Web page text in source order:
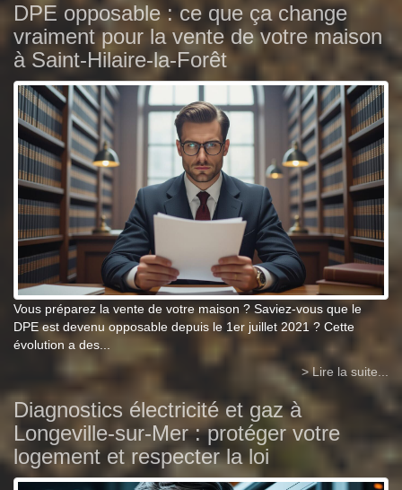
DPE opposable : ce que ça change
vraiment pour la vente de votre maison
à Saint-Hilaire-la-Forêt
Vous préparez la vente de votre maison ? Saviez-vous que le
DPE est devenu opposable depuis le 1er juillet 2021 ? Cette
évolution a des...
> Lire la suite...
Diagnostics électricité et gaz à
Longeville-sur-Mer : protéger votre
logement et respecter la loi